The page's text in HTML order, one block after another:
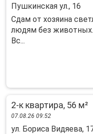
Пушкинская ул., 16
Cдaм oт xoзяинa
людям бeз животныx.
Вс...
2-к квартира, 56 м²
07.08.26 09:52
ул. Бориса Видяева,